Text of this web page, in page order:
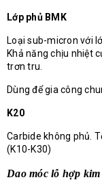
Lớp phủ BMK
Loại sub-micron với
Khả năng chịu nhiệt
trơn tru.
Dùng để gia công
K20
Carbide không phủ.
(K10-K30)
Dao móc lỗ hợp kim